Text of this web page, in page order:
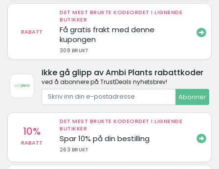
RABATT
DET MEST BRUKTE KODEORDET I LIGNENDE
BUTIKKER
Få gratis frakt med denne
kupongen
308 BRUKT
Ikke gå glipp av Ambi Plants rabattkoder
ved å abonnere på TrustDeals nyhetsbrev!
Abonner
10%
RABATT
DET MEST BRUKTE KODEORDET I LIGNENDE
BUTIKKER
Spar 10% på din bestilling
263 BRUKT